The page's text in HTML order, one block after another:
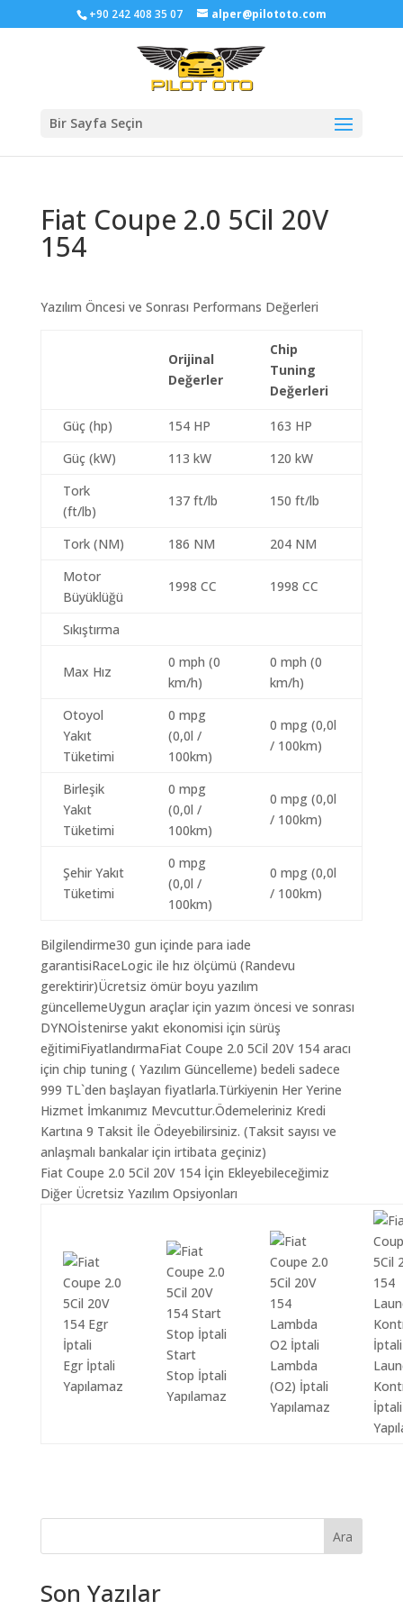
+90 242 408 35 07 alper@pilototo.com
Bir Sayfa Seçin
Fiat Coupe 2.0 5Cil 20V
154
Yazılım Öncesi ve Sonrası Performans Değerleri
Orijinal
Değerler
Chip
Tuning
Değerleri
Güç (hp) 154 HP
163 HP
Güç (kW)
113 kW
120 kW
Tork
(ft/lb)
137 ft/lb 150 ft/lb
Tork (NM) 186 NM
204 NM
Motor
Büyüklüğü
1998 CC 1998 CC
Sıkıştırma
Max Hız
0 mph (0
km/h)
0 mph (0
km/h)
Otoyol
Yakıt
Tüketimi
0 mpg
(0,0l /
100km)
0 mpg (0,0l
/ 100km)
Birleşik
Yakıt
Tüketimi
0 mpg
(0,0l /
100km)
0 mpg (0,0l
/ 100km)
Şehir Yakıt
Tüketimi
0 mpg
(0,0l /
100km)
0 mpg (0,0l
/ 100km)
Bilgilendirme30 gun içinde para iade
garantisiRaceLogic ile hız ölçümü (Randevu
gerektirir)Ücretsiz ömür boyu yazılım
güncellemeUygun araçlar için yazım öncesi ve sonrası
DYNOİstenirse yakıt ekonomisi için sürüş
eğitimiFiyatlandırmaFiat Coupe 2.0 5Cil 20V 154 aracı
için chip tuning ( Yazılım Güncelleme) bedeli sadece
999 TL`den başlayan fiyatlarla.Türkiyenin Her Yerine
Hizmet İmkanımız Mevcuttur.Ödemeleriniz Kredi
Kartına 9 Taksit İle Ödeyebilirsiniz. (Taksit sayısı ve
anlaşmalı bankalar için irtibata geçiniz)
Fiat Coupe 2.0 5Cil 20V 154 İçin Ekleyebileceğimiz
Diğer Ücretsiz Yazılım Opsiyonları
Egr İptali
Yapılamaz
Start
Stop İptali
Yapılamaz
Lambda
(O2) İptali
Yapılamaz
İptali
Ara
Son Yazılar